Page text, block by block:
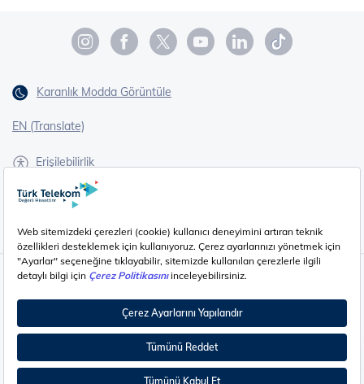
Karanlık Modda Görüntüle
EN (Translate)
Erişilebilirlik
İşaret Dili Çevirisi
Çerez Ayarları